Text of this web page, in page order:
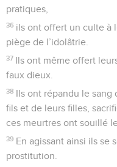
pratiques,
36 ils ont offert un culte à
piège de l’idolâtrie.
37 Ils ont même offert
faux dieux.
38 Ils ont répandu le sang
fils et de leurs filles,
ces meurtres ont souillé
39 En agissant ainsi ils se
prostitution.